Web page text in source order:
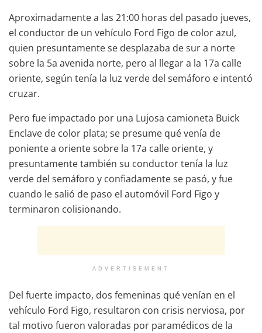
Aproximadamente a las 21:00 horas del pasado jueves,
el conductor de un vehículo Ford Figo de color azul,
quien presuntamente se desplazaba de sur a norte
sobre la 5a avenida norte, pero al llegar a la 17a calle
oriente, según tenía la luz verde del semáforo e intentó
cruzar.
Pero fue impactado por una Lujosa camioneta Buick
Enclave de color plata; se presume qué venía de
poniente a oriente sobre la 17a calle oriente, y
presuntamente también su conductor tenía la luz
verde del semáforo y confiadamente se pasó, y fue
cuando le salió de paso el automóvil Ford Figo y
terminaron colisionando.
ADVERTISEMENT
Del fuerte impacto, dos femeninas qué venían en el
vehículo Ford Figo, resultaron con crisis nerviosa, por
tal motivo fueron valoradas por paramédicos de la